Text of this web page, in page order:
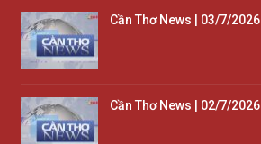
Cần Thơ News | 03/7/2026
Cần Thơ News | 02/7/2026